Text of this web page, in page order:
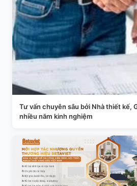
Tư vấn chuyên sâu bởi Nhà thiết kế,
nhiều năm kinh nghiệm